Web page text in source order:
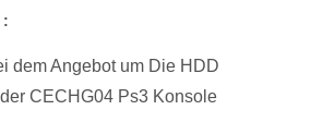
:
dem Angebot um Die HDD
CECHG04 Ps3 Konsole